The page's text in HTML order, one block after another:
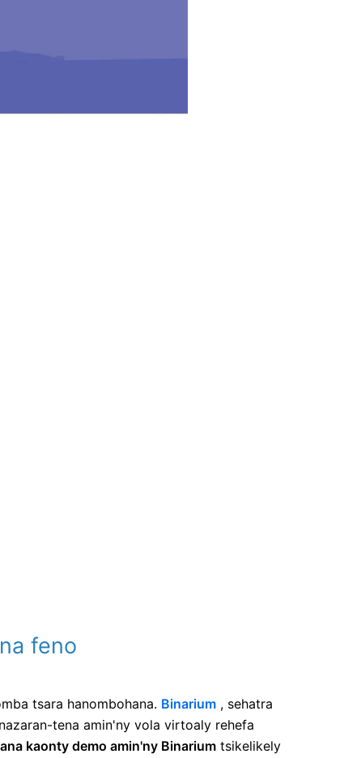
feno
tsara hanombohana. Binarium , sehatra
tena amin'ny vola virtoaly rehefa
kaonty demo amin'ny Binarium tsikelikely